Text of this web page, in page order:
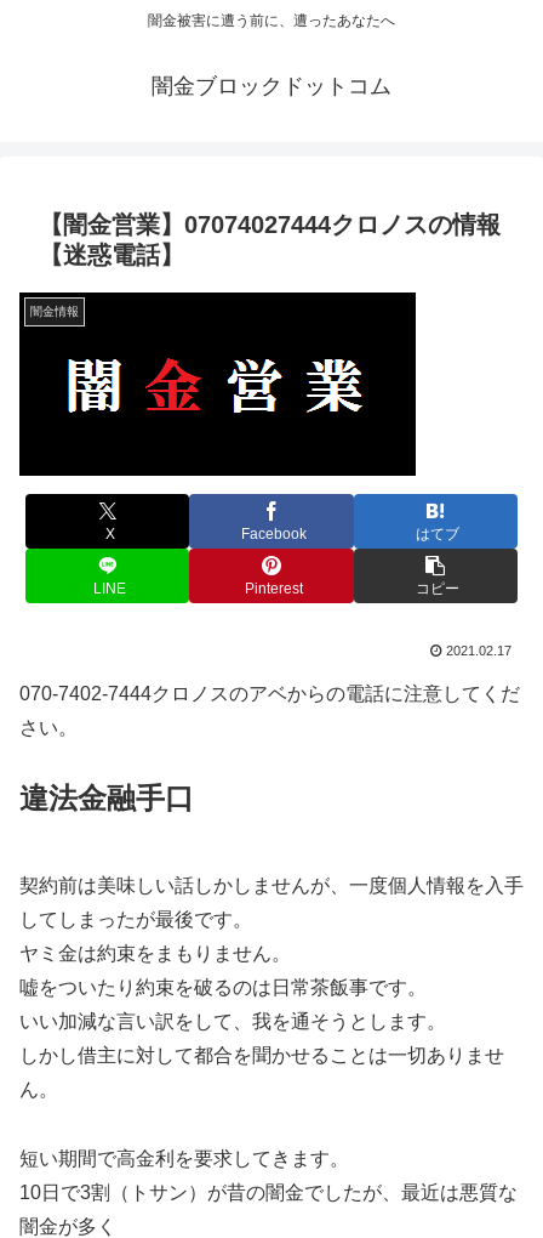
闇金被害に遭う前に、遭ったあなたへ
闇金ブロックドットコム
【闇金営業】07074027444クロノスの情報
【迷惑電話】
闇金情報
X Facebook はてブ
LINE Pinterest コピー
2021.02.17
070-7402-7444クロノスのアベからの電話に注意してくだ
さい。
違法金融手口
契約前は美味しい話しかしませんが、一度個人情報を入手
してしまったが最後です。
ヤミ金は約束をまもりません。
嘘をついたり約束を破るのは日常茶飯事です。
いい加減な言い訳をして、我を通そうとします。
しかし借主に対して都合を聞かせることは一切ありませ
ん。
短い期間で高金利を要求してきます。
10日で3割（トサン）が昔の闇金でしたが、最近は悪質な
闇金が多く